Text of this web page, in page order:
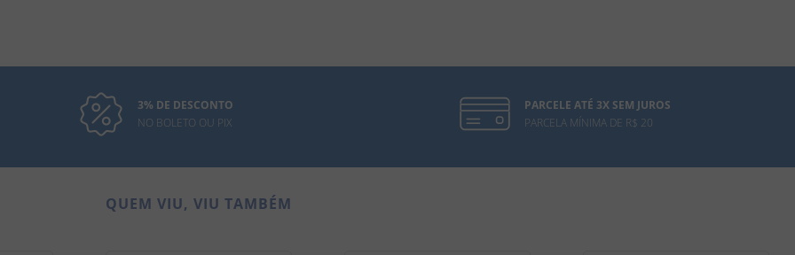
3% DE DESCONTO
NO BOLETO OU PIX
PARCELE ATÉ 3X SEM JUROS
PARCELA MÍNIMA DE R$ 20
QUEM VIU, VIU TAMBÉM